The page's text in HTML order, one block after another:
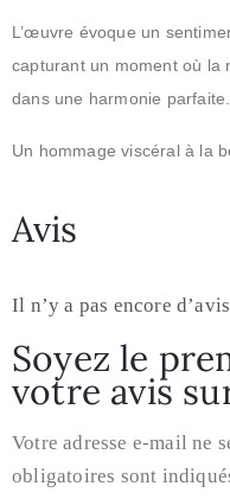
L’œuvre évoque un
capturant un moment où la
dans une harmonie parfaite.
Un hommage viscéral à la
Avis
Il n’y a pas encore
Soyez le
votre avis
Votre adresse e-mail ne
obligatoires sont